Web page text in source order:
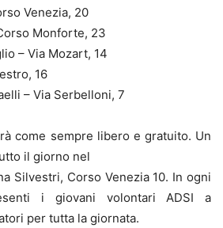
Venezia, 20
Monforte, 23
– Via Mozart, 14
16
– Via Serbelloni, 7
come sempre libero e gratuito. Un
il giorno nel
Silvestri, Corso Venezia 10. In ogni
i giovani volontari ADSI a
per tutta la giornata.